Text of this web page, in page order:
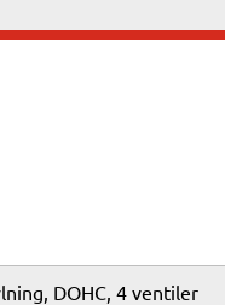
DOHC, 4 ventiler